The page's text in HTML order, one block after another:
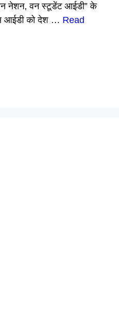
नेशन, वन स्टूडेंट आईडी” के
आईडी को देश … Read